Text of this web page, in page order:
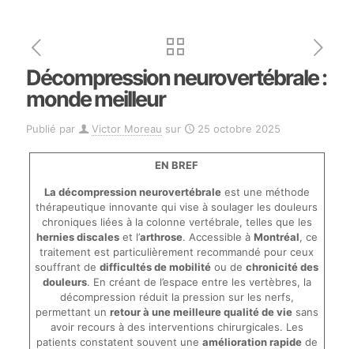
Décompression neurovertébrale :
monde meilleur
Publié par Victor Moreau sur 25 octobre 2025
EN BREF
La décompression neurovertébraleest une méthode
thérapeutique innovante qui vise à soulager les douleurs
chroniques liées à la colonne vertébrale, telles que les
hernies discaleset l’arthrose. Accessible à Montréal, ce
traitement est particulièrement recommandé pour ceux
souffrant dedifficultés de mobilité ou dechronicité des
douleurs. En créant de l’espace entre les vertèbres, la
décompression réduit la pression sur les nerfs,
permettant un retour à une meilleure qualité de viesans
avoir recours à des interventions chirurgicales. Les
patients constatent souvent une amélioration rapidede